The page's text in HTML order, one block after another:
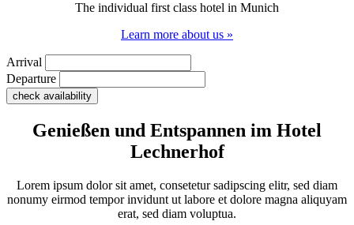
The individual first class hotel in Munich
Learn more about us »
Arrival
Departure
Genießen und Entspannen im Hotel
Lechnerhof
Lorem ipsum dolor sit amet, consetetur sadipscing elitr, sed diam
nonumy eirmod tempor invidunt ut labore et dolore magna aliquyam
erat, sed diam voluptua.